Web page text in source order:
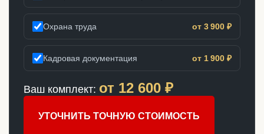
Охрана труда от 3 900 ₽
Кадровая документация от 1 900 ₽
Ваш комплект: от 12 600 ₽
УТОЧНИТЬ ТОЧНУЮ СТОИМОСТЬ